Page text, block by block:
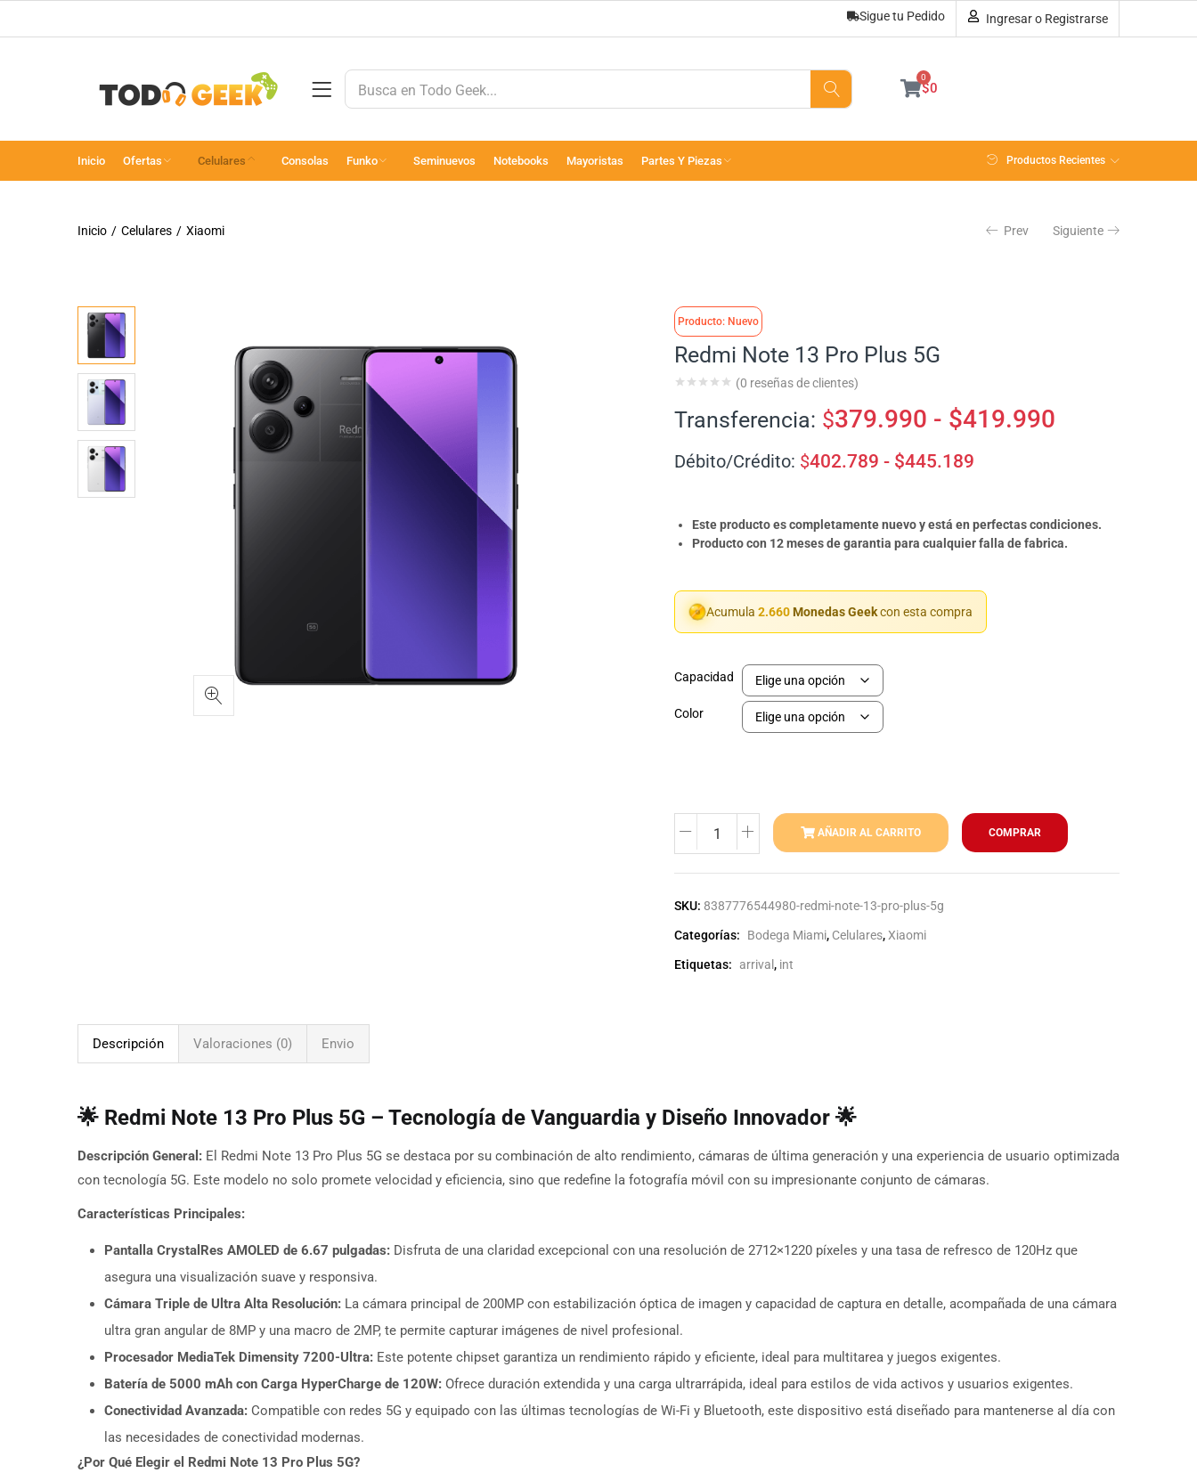
Sigue tu Pedido Ingresar o Registrarse
$0
0
Inicio Ofertas Celulares Consolas Funko Seminuevos Notebooks Mayoristas Partes Y Piezas Productos Recientes
Inicio Celulares Xiaomi Prev Siguiente
Sin existencias
Producto: Nuevo
Redmi Note 13 Pro Plus 5G
(0 reseñas de clientes)
Transferencia: $379.990 - $419.990
Débito/Crédito: $402.789 - $445.189
Este producto es completamente nuevo y está en perfectas condiciones.
Producto con 12 meses de garantia para cualquier falla de fabrica.
Acumula 2.660Monedas Geekcon esta compra
Capacidad
Color
AÑADIR AL CARRITO COMPRAR
SKU: 8387776544980-redmi-note-13-pro-plus-5g
Categorías: Bodega Miami, Celulares,Xiaomi
Etiquetas: arrival , int
Descripción Valoraciones (0) Envio
🌟 Redmi Note 13 Pro Plus 5G – Tecnología de Vanguardia y Diseño Innovador 🌟
Descripción General: El Redmi Note 13 Pro Plus 5G se destaca por su combinación de alto rendimiento, cámaras de última generación y una experiencia de usuario optimizada
con tecnología 5G. Este modelo no solo promete velocidad y eficiencia, sino que redefine la fotografía móvil con su impresionante conjunto de cámaras.
Características Principales:
Pantalla CrystalRes AMOLED de 6.67 pulgadas: Disfruta de una claridad excepcional con una resolución de 2712×1220 píxeles y una tasa de refresco de 120Hz que
asegura una visualización suave y responsiva.
Cámara Triple de Ultra Alta Resolución: La cámara principal de 200MP con estabilización óptica de imagen y capacidad de captura en detalle, acompañada de una cámara
ultra gran angular de 8MP y una macro de 2MP, te permite capturar imágenes de nivel profesional.
Procesador MediaTek Dimensity 7200-Ultra: Este potente chipset garantiza un rendimiento rápido y eficiente, ideal para multitarea y juegos exigentes.
Batería de 5000 mAh con Carga HyperCharge de 120W: Ofrece duración extendida y una carga ultrarrápida, ideal para estilos de vida activos y usuarios exigentes.
Conectividad Avanzada: Compatible con redes 5G y equipado con las últimas tecnologías de Wi-Fi y Bluetooth, este dispositivo está diseñado para mantenerse al día con
las necesidades de conectividad modernas.
¿Por Qué Elegir el Redmi Note 13 Pro Plus 5G?